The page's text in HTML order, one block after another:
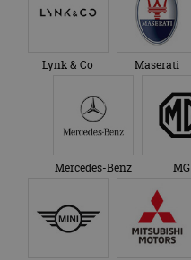
Lynk & Co Maserati
Mercedes-Benz MG